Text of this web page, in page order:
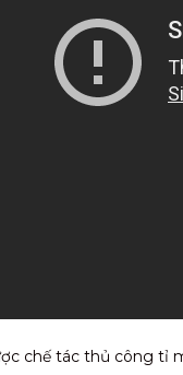
chế tác thủ công tỉ